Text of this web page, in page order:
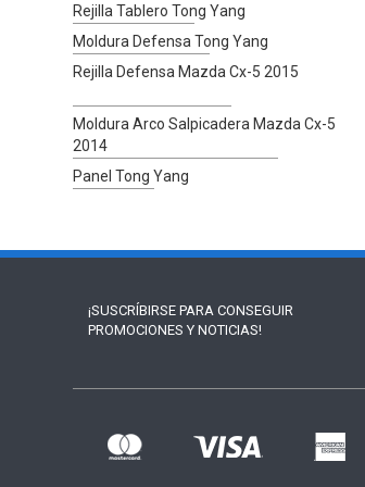
Rejilla Tablero Tong Yang
Moldura Defensa Tong Yang
Rejilla Defensa Mazda Cx-5 2015
Moldura Arco Salpicadera Mazda Cx-5
2014
Panel Tong Yang
¡SUSCRÍBIRSE PARA CONSEGUIR
PROMOCIONES Y NOTICIAS!